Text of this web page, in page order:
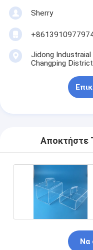
Sherry
Jidong Industraial
Changping
Αποκτήστε
Να